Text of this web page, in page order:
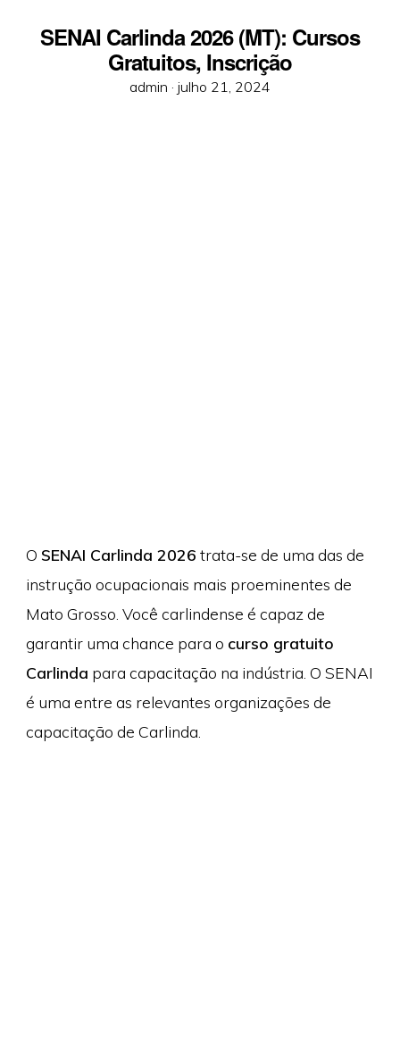
SENAI Carlinda 2026 (MT): Cursos
Gratuitos, Inscrição
admin · Posted
julho 21, 2024
O SENAI Carlinda 2026 trata-se de uma das de
instrução ocupacionais mais proeminentes de
Mato Grosso. Você carlindense é capaz de
garantir uma chance para o curso gratuito
Carlinda para capacitação na indústria. O SENAI
é uma entre as relevantes organizações de
capacitação de Carlinda.